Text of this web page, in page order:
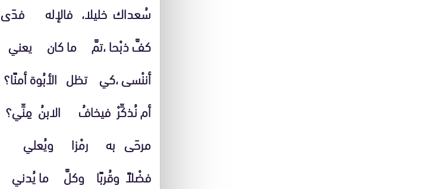
سُعداك خليلا، فالإله فدَى
كفَّ ذبْحا ،تمَّ ما كان يعني
أننْسى ،كي تظل الأبُوة أمنًا؟
أم نُذكِّرْ فيخافُ الابنُ مِنِّي؟
مرحَى به رمْزا ويُعلي
فضْلاً وقُربًا وكلَّ ما يُدني